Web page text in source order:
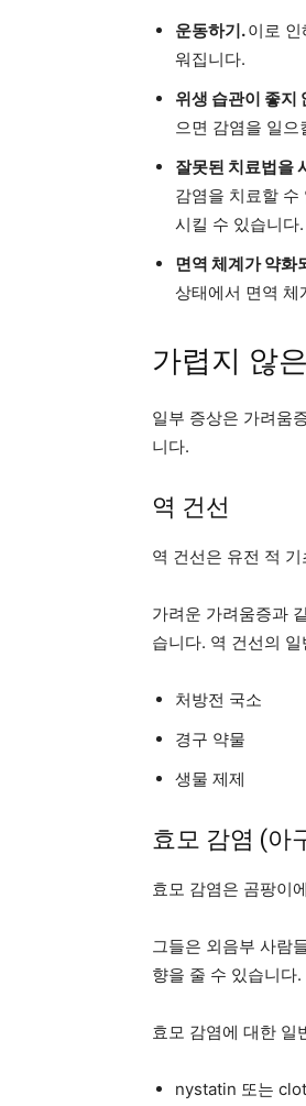
운동하기.이로
워집니다.
위생 습관이 좋지
으면 감염을 일으
잘못된 치료법을
감염을 치료할
시킬 수 있습니다.
면역 체계가 약화
상태에서 면역 체
가렵지 않
일부 증상은 가려움
니다.
역 건선
역 건선은 유전 적
가려운 가려움증과
습니다. 역 건선의
처방전 국소
경구 약물
생물 제제
효모 감염 (아
효모 감염은 곰팡이
그들은 외음부 사람
향을 줄 수 있습니다.
효모 감염에 대한 일
nystatin 또는